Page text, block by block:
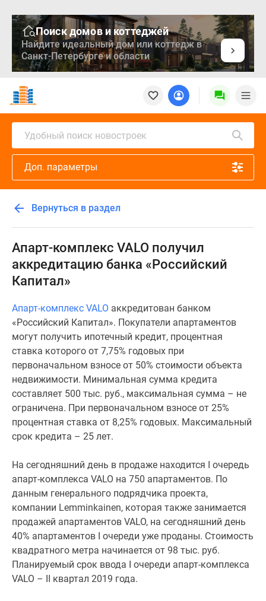
Поиск домов и коттеджей
Найдите идеальный дом или коттедж в
Санкт-Петербурге и области
Новостройки
Квартиры
Ипотека
Медиа
проекте
Контакты
Реклама
сайте
Дзен
Продавцы
застройщики
помещения
Квартиры
карте
Эксперты
авторы
Машино-
места
Специальные
Апартаменты
Новостройки
карте
комнатные
более
Готовые
Удобный поиск новостроек
Доп. параметры
Вернуться в раздел
Апарт-комплекс VALO получил
аккредитацию банка «Российский
Капитал»
Апарт-комплекс VALO аккредитован банком
«Российский Капитал». Покупатели апартаментов
могут получить ипотечный кредит, процентная
ставка которого от 7,75% годовых при
первоначальном взносе от 50% стоимости объекта
недвижимости. Минимальная сумма кредита
составляет 500 тыс. руб., максимальная сумма – не
ограничена. При первоначальном взносе от 25%
процентная ставка от 8,25% годовых. Максимальный
срок кредита – 25 лет.
На сегодняшний день в продаже находится I очередь
апарт-комплекса VALO на 750 апартаментов. По
данным генерального подрядчика проекта,
компании Lemminkainen, которая также занимается
продажей апартаментов VALO, на сегодняшний день
40% апартаментов I очереди уже проданы. Стоимость
квадратного метра начинается от 98 тыс. руб.
Планируемый срок ввода I очереди апарт-комплекса
VALO – II квартал 2019 года.